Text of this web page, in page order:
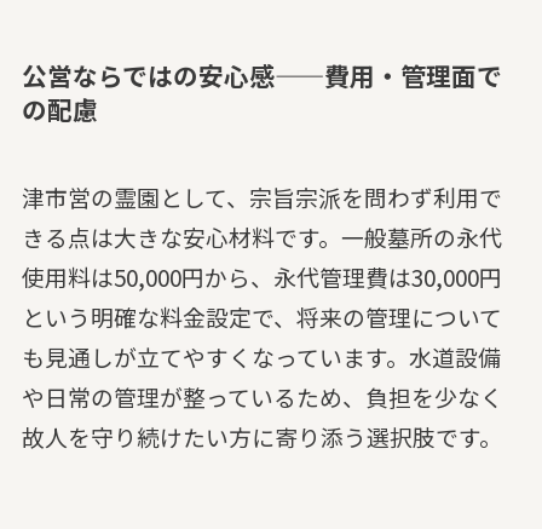
公営ならではの安心感——費用・管理面で
の配慮
津市営の霊園として、宗旨宗派を問わず利用で
きる点は大きな安心材料です。一般墓所の永代
使用料は50,000円から、永代管理費は30,000円
という明確な料金設定で、将来の管理について
も見通しが立てやすくなっています。水道設備
や日常の管理が整っているため、負担を少なく
故人を守り続けたい方に寄り添う選択肢です。